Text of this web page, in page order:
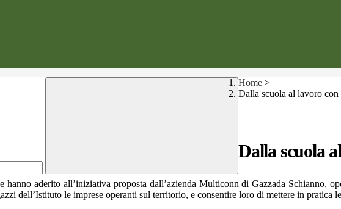
Home >
Dalla scuola al lavoro
Dalla scuola
aderito all’iniziativa proposta dall’azienda Multiconn di Gazzada Schianno,
dell’Istituto le imprese operanti sul territorio, e consentire loro di mettere in pratica